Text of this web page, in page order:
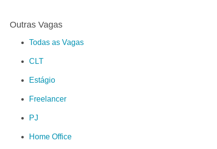
Outras Vagas
Todas as Vagas
CLT
Estágio
Freelancer
PJ
Home Office